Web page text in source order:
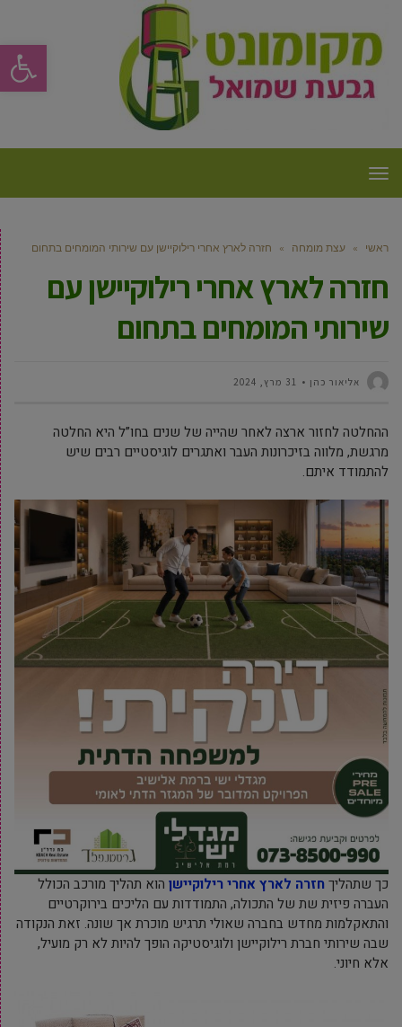
פתח
תפריט
ראשי » עצת מומחה » חזרה לארץ אחרי רילוקיישן עם שירותי המומחים בתחום
חזרה לארץ אחרי רילוקיישן עם
שירותי המומחים בתחום
31 מרץ, 2024
ההחלטה לחזור ארצה לאחר שהייה של שנים בחו”ל היא החלטה
מרגשת, מלווה בזיכרונות העבר ואתגרים לוגיסטיים רבים שיש
להתמודד איתם.
כך שתהליךחזרה לארץ אחרי רילוקיישן הוא תהליך מורכב הכולל
העברה פיזית שת של התכולה, התמודדות עם הליכים בירוקרטיים
והתאקלמות מחדש בחברה שאולי תרגיש מוכרת אך שונה. זאת הנקודה
שבה שירותי חברת רילוקיישן ולוגיסטיקה הופך להיות לא רק מועיל,
אלא חיוני.